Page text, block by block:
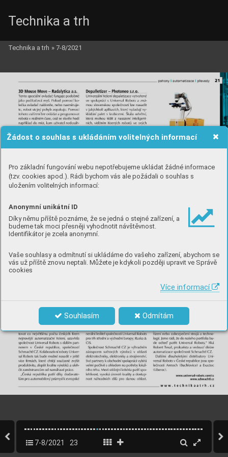
Žádost o souhlas s ukládáním volitelných informací
Pro základní fungování webu nepotřebujeme ukládat žádné informace
(tzv. cookies apod.). Rádi bychom vás ale požádali o souhlas s
uložením volitelných informací:
Anonymní unikátní ID
Díky němu příště poznáme, že se jedná o stejné zařízení, a
budeme tak moci přesněji vyhodnotit návštěvnost.
Identifikátor je zcela anonymní.
Vaše souhlasy a odmítnutí si ukládáme do vašeho zařízení, abychom se
vás už příště znovu neptali. Můžete je kdykoli později upravit ve Správě
cookies
Více informací
Souhlasím Odmítám
Technika a trh
Technika a trh » 7-8/2021
7-8/2021 23